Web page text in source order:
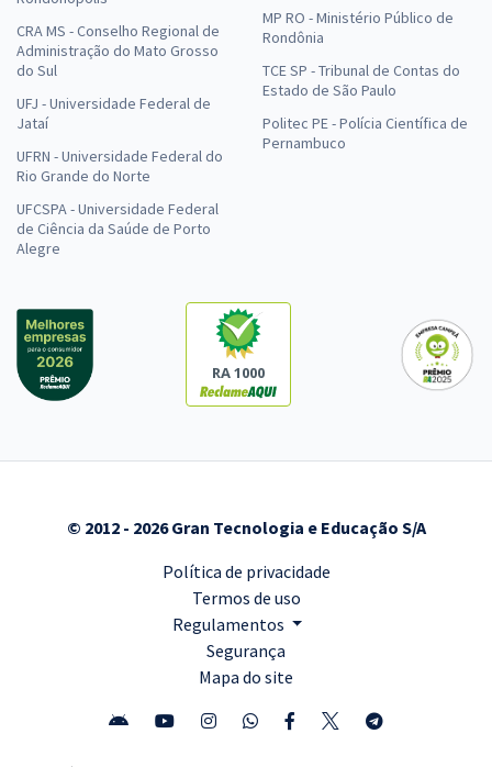
Prefeitura de Alagoa Grande - PB - Conhecimentos Básicos Comuns
aos Cargos de Nível Superior com a Equipe Gran (Pós-Edital)
à vista
R$29,52
Economize R$ 88,56 (-20%)
Comprar
Prefeitura de Alagoa Grande - PB - Conhecimentos Básicos Comuns
Edital)
R$ 354,24à vista
ou 12x deR$
Economize R$ 88,56 (-20%)
CRA MS - Conselho Regional de
Administração do Mato Grosso
do Sul
UFJ - Universidade Federal de
Jataí
UFRN - Universidade Federal do
Rio Grande do Norte
UFCSPA - Universidade Federal
de Ciência da Saúde de Porto
Alegre
MP RO - Ministério Público de
Rondônia
TCE SP - Tribunal de Contas do
Estado de São Paulo
Politec PE - Polícia Científica de
Pernambuco
RA 1000
© 2012 - 2026 Gran Tecnologia e Educação S/A
Política de privacidade
Termos de uso
Regulamentos
Segurança
Mapa do site